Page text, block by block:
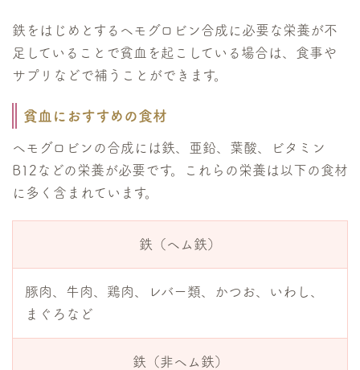
鉄をはじめとするヘモグロビン合成に必要な栄養が不
足していることで貧血を起こしている場合は、食事や
サプリなどで補うことができます。
貧血におすすめの食材
ヘモグロビンの合成には鉄、亜鉛、葉酸、ビタミン
B12などの栄養が必要です。これらの栄養は以下の食材
に多く含まれています。
鉄（ヘム鉄）
豚肉、牛肉、鶏肉、レバー類、かつお、いわし、
まぐろなど
鉄（非ヘム鉄）